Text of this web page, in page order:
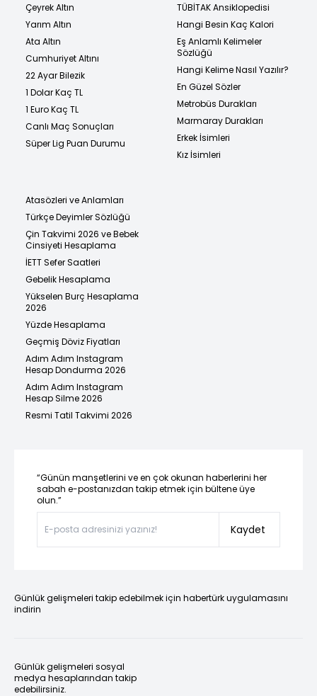
Çeyrek Altın
Yarım Altın
Ata Altın
Cumhuriyet Altını
22 Ayar Bilezik
1 Dolar Kaç TL
1 Euro Kaç TL
Canlı Maç Sonuçları
Süper Lig Puan Durumu
TÜBİTAK Ansiklopedisi
Hangi Besin Kaç Kalori
Eş Anlamlı Kelimeler
Sözlüğü
Hangi Kelime Nasıl Yazılır?
En Güzel Sözler
Metrobüs Durakları
Marmaray Durakları
Erkek İsimleri
Kız İsimleri
Atasözleri ve Anlamları
Türkçe Deyimler Sözlüğü
Çin Takvimi 2026 ve Bebek
Cinsiyeti Hesaplama
İETT Sefer Saatleri
Gebelik Hesaplama
Yükselen Burç Hesaplama
2026
Yüzde Hesaplama
Geçmiş Döviz Fiyatları
Adım Adım Instagram
Hesap Dondurma 2026
Adım Adım Instagram
Hesap Silme 2026
Resmi Tatil Takvimi 2026
“Günün manşetlerini ve en çok okunan haberlerini her
sabah e-postanızdan takip etmek için bültene üye
olun.”
Kaydet
Günlük gelişmeleri takip edebilmek için habertürk uygulamasını
indirin
Günlük gelişmeleri sosyal
medya hesaplarından takip
edebilirsiniz.